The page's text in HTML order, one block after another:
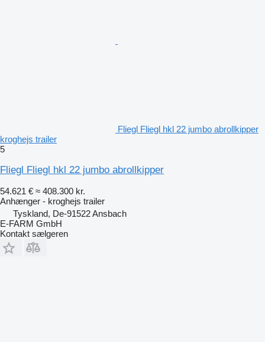
Fliegl Fliegl hkl 22 jumbo abrollkipper
kroghejs trailer
5
Fliegl Fliegl hkl 22 jumbo abrollkipper
54.621 € ≈ 408.300 kr.
Anhænger - kroghejs trailer
Tyskland, De-91522 Ansbach
E-FARM GmbH
Kontakt sælgeren